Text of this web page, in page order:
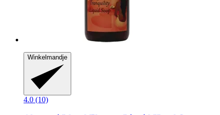
Winkelmandje
4.0 (10)